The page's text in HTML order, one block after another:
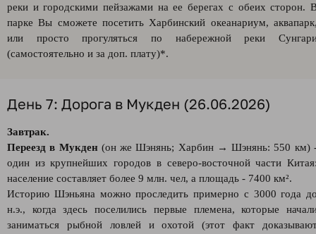
реки и городскими пейзажами на ее берегах с обеих сторон.
парке Вы сможете посетить Харбинский океанариум,
или просто прогуляться по набережной реки
(самостоятельно и за доп. плату)*.
День 7: Дорога в Мукден (26.06.2026)
Завтрак.
Переезд в Мукден (он же Шэнянь; Харбин → Шэнянь: 550 км)
один из крупнейших городов в северо-восточной части
население составляет более 9 млн. чел, а площадь - 7400 км².
Историю Шэньяна можно проследить примерно с 3000 года
н.э., когда здесь поселились первые племена, которые
заниматься рыбной ловлей и охотой (этот факт